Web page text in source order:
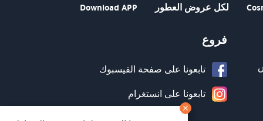
لكل عروض العطور Download APP
فروع
تابعونا على صفحة الفيسبوك
تابعونا على انستغرام